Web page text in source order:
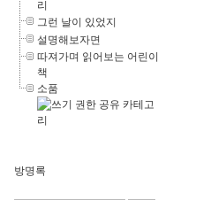
그런 날이 있었지
설명해보자면
따져가며 읽어보는 어린이
책
소품
방명록